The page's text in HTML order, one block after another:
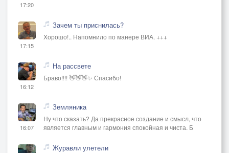
17:20
17:15
Зачем ты приснилась?
Хорошо!.. Напомнило по манере ВИА. +++
16:12
На рассвете
Браво!!!! 👋👋👋✨ Спасибо!
16:07
Земляника
Ну что сказать? Да прекрасное создание и смысл, что
является главным и гармония спокойная и чиста. Б
Журавли улетели